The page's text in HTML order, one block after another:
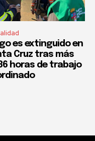
es extinguido en
Cruz tras más
horas de trabajo